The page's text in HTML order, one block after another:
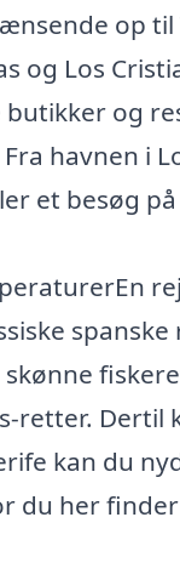
op
og Los
butikker og
havnen i
et besøg
spanske
retter. Dertil
kan du
du her